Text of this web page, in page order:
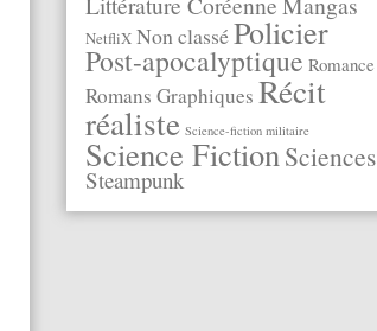
NetfliX Non classéPolicier
Post-apocalyptique Romance
Romans Graphiques Récit
réaliste Science-fiction militaire
Science FictionSciences
Steampunk